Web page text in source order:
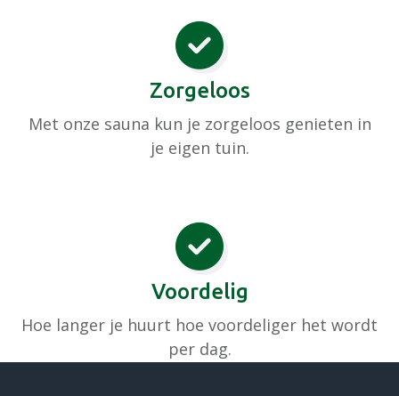
Zorgeloos
Met onze sauna kun je zorgeloos genieten in
je eigen tuin.
Voordelig
Hoe langer je huurt hoe voordeliger het wordt
per dag.